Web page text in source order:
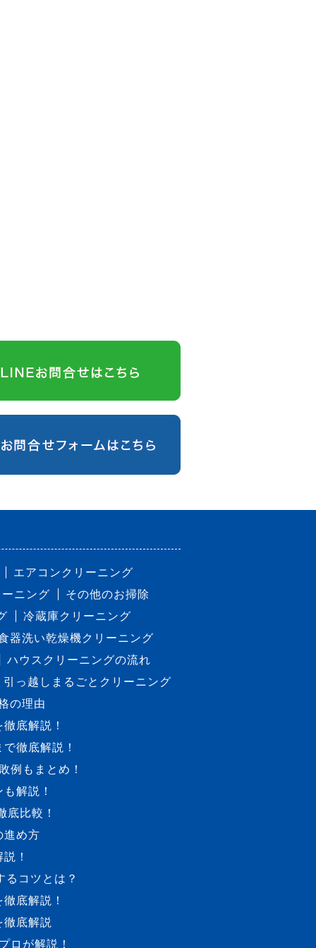
エアコンクリーニング
ニング
その他のお掃除
冷蔵庫クリーニング
器洗い乾燥機クリーニング
ハウスクリーニングの流れ
引っ越しまるごとクリーニング
の理由
底解説！
徹底解説！
例もまとめ！
解説！
比較！
進め方
！
るコツとは？
底解説！
底解説
ロが解説！